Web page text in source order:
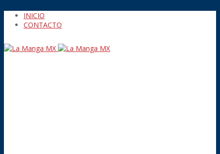
INICIO
CONTACTO